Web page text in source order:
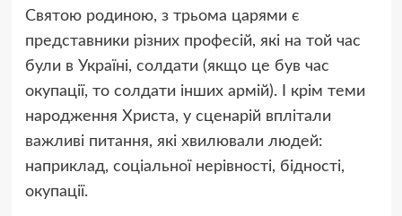
Святою родиною, з трьома царями є
представники різних професій, які на той час
були в Україні, солдати (якщо це був час
окупації, то солдати інших армій). І крім теми
народження Христа, у сценарій вплітали
важливі питання, які хвилювали людей:
наприклад, соціальної нерівності, бідності,
окупації.